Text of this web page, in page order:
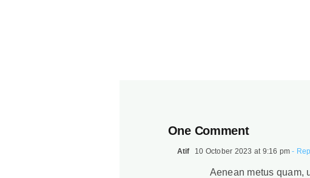
One Comment
Atif 10 October 2023 at 9:16 pm -
Aenean metus quam,